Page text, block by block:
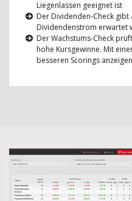
Liegenlassen geeignet ist
Der Dividenden-Check
Dividendenstrom erwartet
Der Wachstums-Check
hohe Kursgewinne. Mit
besseren Scorings